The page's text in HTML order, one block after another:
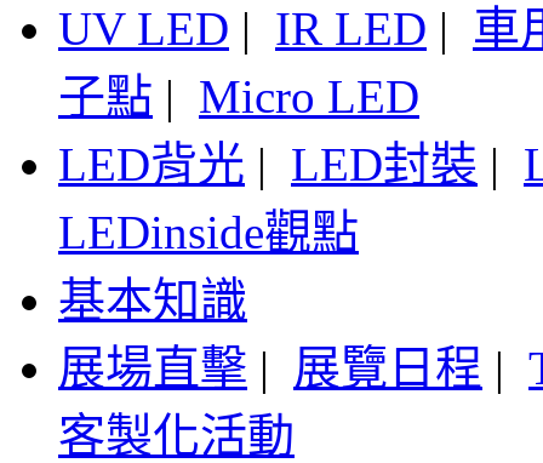
UV LED | IR LED | 車
子點 | Micro LED
LED背光 | LED封裝 |
LEDinside觀點
基本知識
展場直擊 | 展覽日程 |
客製化活動